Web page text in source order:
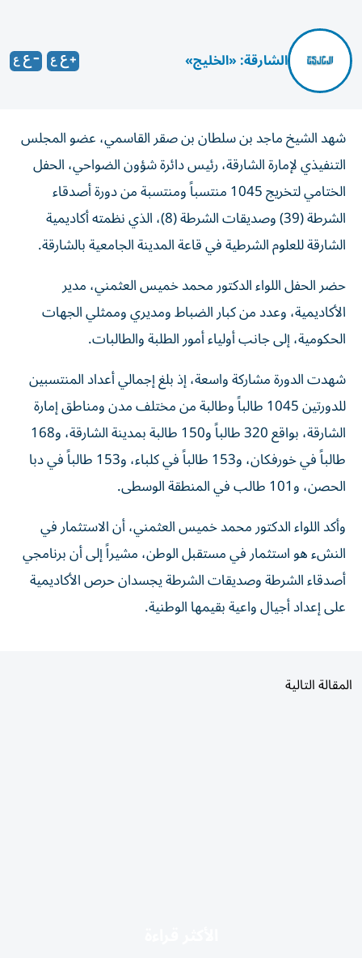
الشارقة: «الخليج»
شهد الشيخ ماجد بن سلطان بن صقر القاسمي، عضو المجلس
التنفيذي لإمارة الشارقة، رئيس دائرة شؤون الضواحي، الحفل
الختامي لتخريج 1045 منتسباً ومنتسبة من دورة أصدقاء
الشرطة (39) وصديقات الشرطة (8)، الذي نظمته أكاديمية
الشارقة للعلوم الشرطية في قاعة المدينة الجامعية بالشارقة.
حضر الحفل اللواء الدكتور محمد خميس العثمني، مدير
الأكاديمية، وعدد من كبار الضباط ومديري وممثلي الجهات
الحكومية، إلى جانب أولياء أمور الطلبة والطالبات.
شهدت الدورة مشاركة واسعة، إذ بلغ إجمالي أعداد المنتسبين
للدورتين 1045 طالباً وطالبة من مختلف مدن ومناطق إمارة
الشارقة، بواقع 320 طالباً و150 طالبة بمدينة الشارقة، و168
طالباً في خورفكان، و153 طالباً في كلباء، و153 طالباً في دبا
الحصن، و101 طالب في المنطقة الوسطى.
وأكد اللواء الدكتور محمد خميس العثمني، أن الاستثمار في
النشء هو استثمار في مستقبل الوطن، مشيراً إلى أن برنامجي
أصدقاء الشرطة وصديقات الشرطة يجسدان حرص الأكاديمية
على إعداد أجيال واعية بقيمها الوطنية.
المقالة التالية